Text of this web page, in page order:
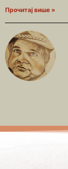
Прочитај више »